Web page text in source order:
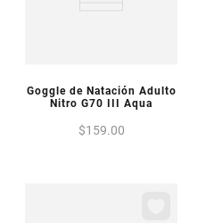
VISTA PREVIA
Goggle de Natación Adulto
Nitro G70 III Aqua
$159.00